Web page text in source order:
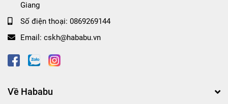
Giang
Số điện thoại: 0869269144
Email: cskh@hababu.vn
Về Hababu